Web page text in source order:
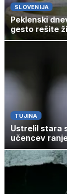
SLOVENIJA
Peklenski
gesto rešite
TUJINA
Ustrelil stara
učencev